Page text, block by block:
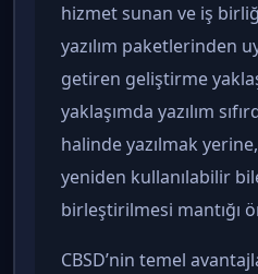
hizmet sunan ve iş
yazılım paketlerinden
getiren geliştirme
yaklaşımda yazılım
halinde yazılmak
yeniden kullanılabilir
birleştirilmesi mantığı
CBSD’nin temel